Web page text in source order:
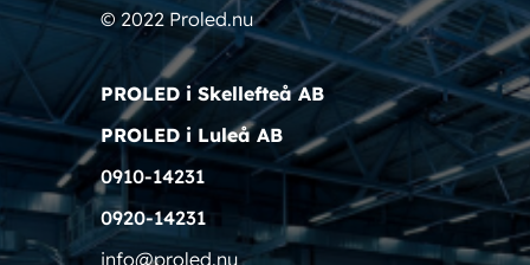
© 2022 Proled.nu
PROLED i Skellefteå AB
PROLED i Luleå AB
0910-14231
0920-14231
info@proled.nu